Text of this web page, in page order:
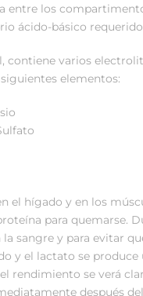
entre los
ácido-básico
contiene varios
elementos:
el hígado y en los
para quemarse.
sangre y para evitar
y el lactato se
rendimiento se verá
después